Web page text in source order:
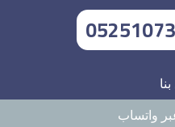
واتساب